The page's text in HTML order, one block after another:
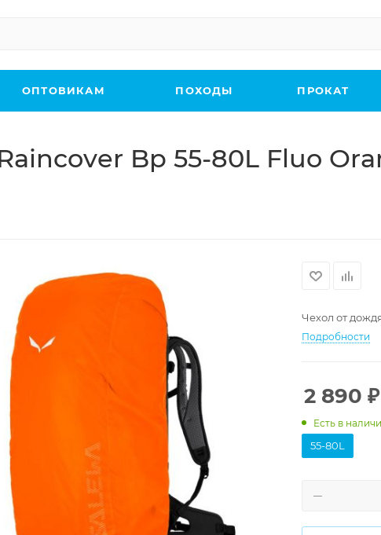
ОПТОВИКАМ ПОХОДЫ ПРОКАТ
Bp 55-80L Fluo
Чехол от
Подробности
2 890 ₽
Есть в
55-80L